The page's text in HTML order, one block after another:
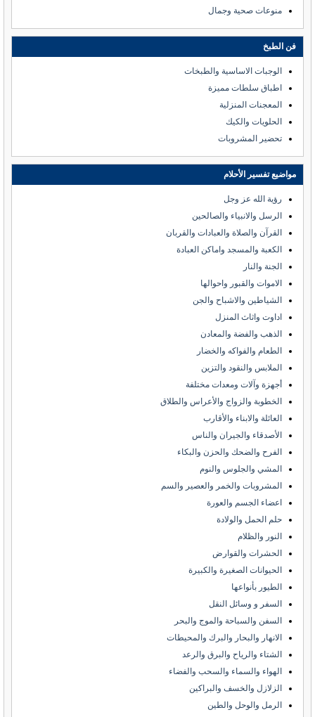
منوعات صحية وجمال
فن الطبخ
الوجبات الاساسية والطبخات
اطباق سلطات مميزة
المعجنات المنزلية
الحلويات والكيك
تحضير المشروبات
مواضيع تفسير الأحلام
رؤية الله عز وجل
الرسل والانبياء والصالحين
القرآن والصلاة والعبادات والقربان
الكعبة والمسجد واماكن العبادة
الجنة والنار
الاموات والقبور واحوالها
الشياطين والاشباح والجن
اداوت واثاث المنزل
الذهب والفضة والمعادن
الطعام والفواكه والخضار
الملابس والنقود والتزين
أجهزة وآلات ومعدات مختلفة
الخطوبة والزواج والأعراس والطلاق
العائلة والابناء والأقارب
الأصدقاء والجيران والناس
الفرح والضحك والحزن والبكاء
المشي والجلوس والنوم
المشروبات والخمر والعصير والسم
اعضاء الجسم والعورة
حلم الحمل والولادة
النور والظلام
الحشرات والقوارض
الحيوانات الصغيرة والكبيرة
الطيور بأنواعها
السفر و وسائل النقل
السفن والسباحة والموج والبحر
الانهار والبحار والبرك والمحيطات
الشتاء والرياح والبرق والرعد
الهواء والسماء والسحب والفضاء
الزلازل والخسف والبراكين
الرمل والوحل والطين